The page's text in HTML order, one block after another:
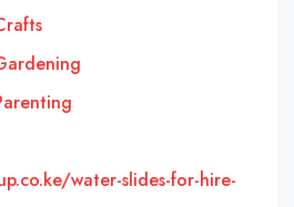
water-slides-for-hire-